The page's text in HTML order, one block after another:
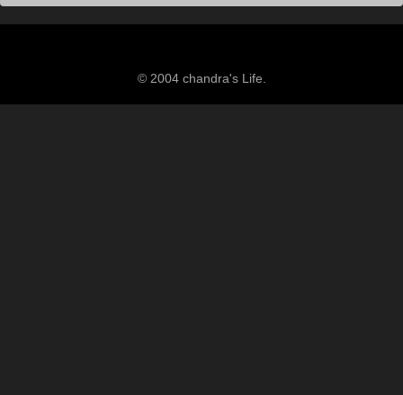
© 2004 chandra's Life.